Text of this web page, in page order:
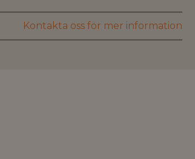
Kontakta oss för mer information